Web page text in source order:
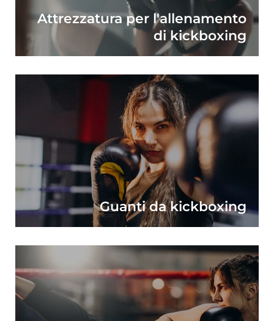
Attrezzatura per l'allenamento
di kickboxing
Guanti da kickboxing